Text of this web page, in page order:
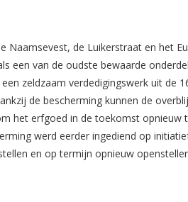
Naamsevest, de Luikerstraat en het
een van de oudste bewaarde
zeldzaam verdedigingswerk uit de
de bescherming kunnen de
het erfgoed in de toekomst opnieuw
werd eerder ingediend op
en op termijn opnieuw